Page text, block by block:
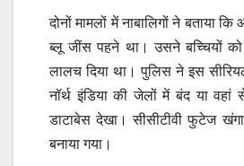
दोनों मामलों में नाबालिगों ने बताया
ब्लू जींस पहने था। उसने बच्चियों
लालच दिया था। पुलिस ने इस
नॉर्थ इंडिया की जेलों में बंद या वहां
डाटाबेस देखा। सीसीटीवी फुटेज
बनाया गया।